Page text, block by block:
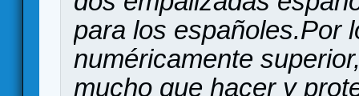
para los españoles.Por
numéricamente
mucho que hacer y